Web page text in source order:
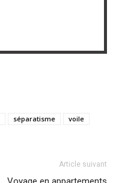
séparatisme voile
Article suivant